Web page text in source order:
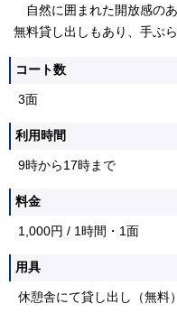
自然に囲まれた開放感の
無料貸し出しもあり、手ぶ
コート数
3面
利用時間
9時から17時まで
料金
1,000円 / 1時間・1面
用具
休憩舎にて貸し出し（無料）